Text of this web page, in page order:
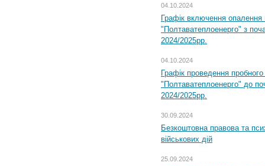
04.10.2024
Графік включення
"Полтаватеплоенерго" з
2024/2025рр.
04.10.2024
Графік проведення
"Полтаватеплоенерго" до
2024/2025рр.
30.09.2024
Безкоштовна правова та
військових дій
25.09.2024